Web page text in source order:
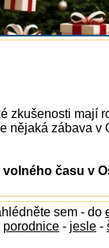
zkušenosti mají
nějaká zábava v
času v
sem - do
porodnice - jesle -